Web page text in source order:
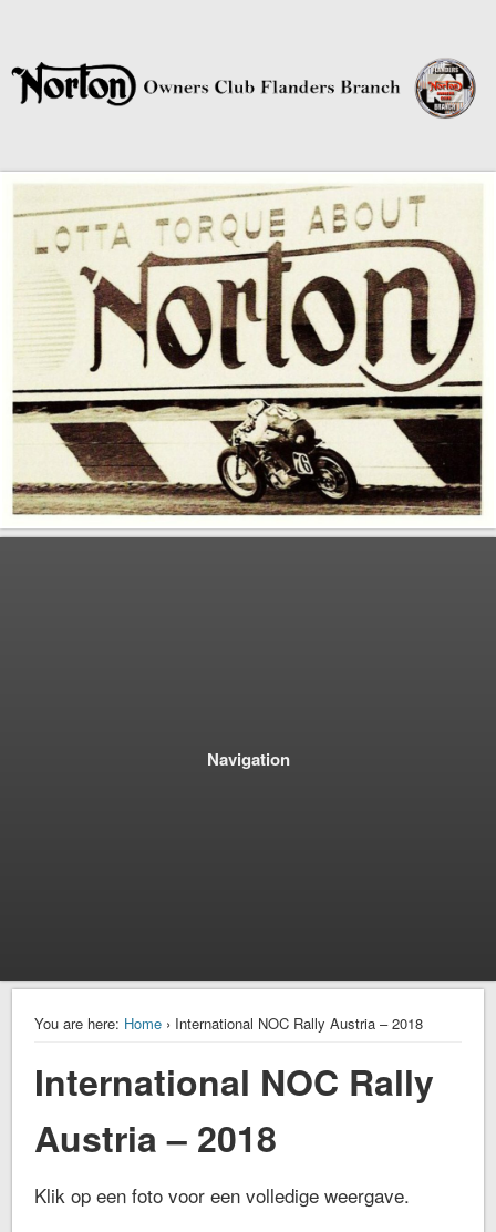
Norton Owners Club Flanders
Branch
Navigation
You are here: Home › International NOC Rally Austria – 2018
International NOC Rally
Austria – 2018
Klik op een foto voor een volledige weergave.